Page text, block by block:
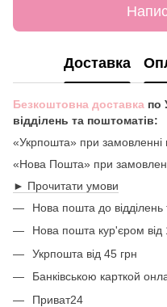
Доставка
Безкоштовна доставка по
відділень та поштоматів:
«Укрпошта» при замовленні
«Нова Пошта» при
► Прочитати умови
Нова пошта до відділень
Нова пошта кур'єром від
Укрпошта від 45 грн
Банківською карткой
Приват24